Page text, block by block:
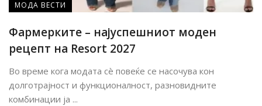
МОДА ВЕСТИ
Фармерките – најуспешниот моден
рецепт на Resort 2027
Во време кога модата сè повеќе се насочува кон
долготрајност и функционалност, разновидните
комбинации ја ...